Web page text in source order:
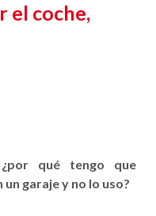
el coche,
qué tengo que
garaje y no lo uso?